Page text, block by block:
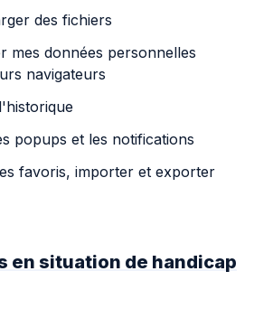
des fichiers
mes données personnelles
navigateurs
popups et les notifications
favoris, importer et exporter
en situation de handicap